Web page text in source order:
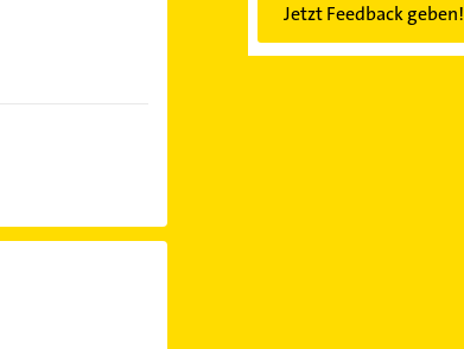
Jetzt Feedback geben!